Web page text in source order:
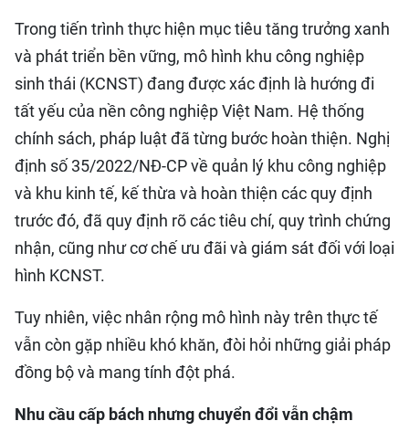
NHÂN DÂN ĐIỆN TỬ
NHÂN DÂN HẰNG THÁNG
NHÂN DÂN CUỐI TUẦN
Trong tiến trình thực hiện mục tiêu tăng trưởng xanh
và phát triển bền vững, mô hình khu công nghiệp
sinh thái (KCNST) đang được xác định là hướng đi
tất yếu của nền công nghiệp Việt Nam. Hệ thống
chính sách, pháp luật đã từng bước hoàn thiện. Nghị
định số 35/2022/NĐ-CP về quản lý khu công nghiệp
và khu kinh tế, kế thừa và hoàn thiện các quy định
trước đó, đã quy định rõ các tiêu chí, quy trình chứng
nhận, cũng như cơ chế ưu đãi và giám sát đối với loại
hình KCNST.
Tuy nhiên, việc nhân rộng mô hình này trên thực tế
vẫn còn gặp nhiều khó khăn, đòi hỏi những giải pháp
đồng bộ và mang tính đột phá.
Nhu cầu cấp bách nhưng chuyển đổi vẫn chậm